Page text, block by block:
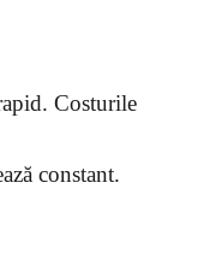
Costurile
constant.